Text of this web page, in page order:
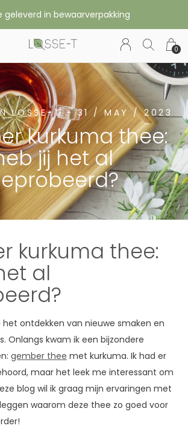
0
LOSSE-T - 31 / MAY / 2023
kurkuma thee:
jij het al
kurkuma thee:
al
het ontdekken van nieuwe smaken en
Onlangs kwam ik een bijzondere
gember thee met kurkuma. Ik had er
maar het leek me interessant om
blog wil ik graag mijn ervaringen met
waarom deze thee zo goed voor